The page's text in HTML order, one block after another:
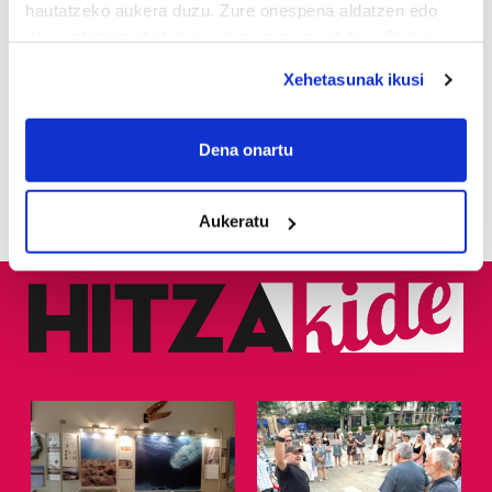
hautatzeko aukera duzu. Zure onespena aldatzen edo
If you allow, we would also like to:
Collect information about your geographical
Identify your device by actively scanning it for
specific characteristics (fingerprinting)
Find out more about how your personal data is processed
and set your preferences in the details section
teknologia erabiliz, cookieak adibidez, iragarki eta eduki
pertsonalizatuak eskaintzeko, iragarkiak eta edukia
neurtzeko, jendeari buruzko informazioa biltzeko eta
Xehetasunak ikusi
Dena onartu
Aukeratu
Udaltzaingoa haien aurka
Donostiarrek eklipsea
ikusteko planik dute?